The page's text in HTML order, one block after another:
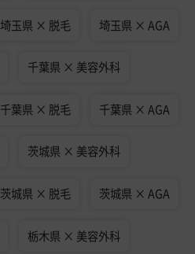
埼玉県 × 脱毛 埼玉県 × AGA
千葉県 × 美容外科
千葉県 × 脱毛 千葉県 × AGA
茨城県 × 美容外科
茨城県 × 脱毛 茨城県 × AGA
栃木県 × 美容外科